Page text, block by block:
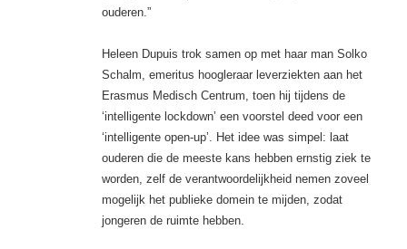
ouderen.”
Heleen Dupuis trok samen op met haar man Solko
Schalm, emeritus hoogleraar leverziekten aan het
Erasmus Medisch Centrum, toen hij tijdens de
‘intelligente lockdown’ een voorstel deed voor een
‘intelligente open-up’. Het idee was simpel: laat
ouderen die de meeste kans hebben ernstig ziek te
worden, zelf de verantwoordelijkheid nemen zoveel
mogelijk het publieke domein te mijden, zodat
jongeren de ruimte hebben.